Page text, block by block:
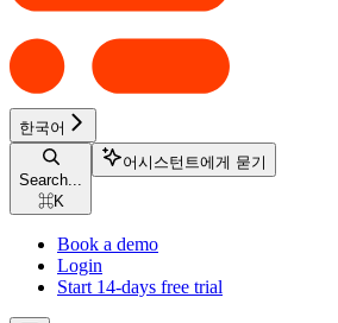
한국어
Search...
⌘K
어시스턴트에게 묻기
Book a demo
Login
Start 14-days free trial